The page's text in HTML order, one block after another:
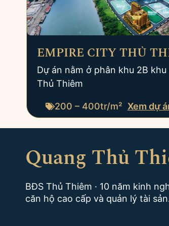
EMPIRE CITY THỦ
Dự án nằm ở phân khu 2B
Thủ Thiêm
200 – 400tr/m² Xem dự
Quang Thủ
BĐS Thủ Thiêm · 10 năm kinh
căn hộ cao cấp và quản lý tài